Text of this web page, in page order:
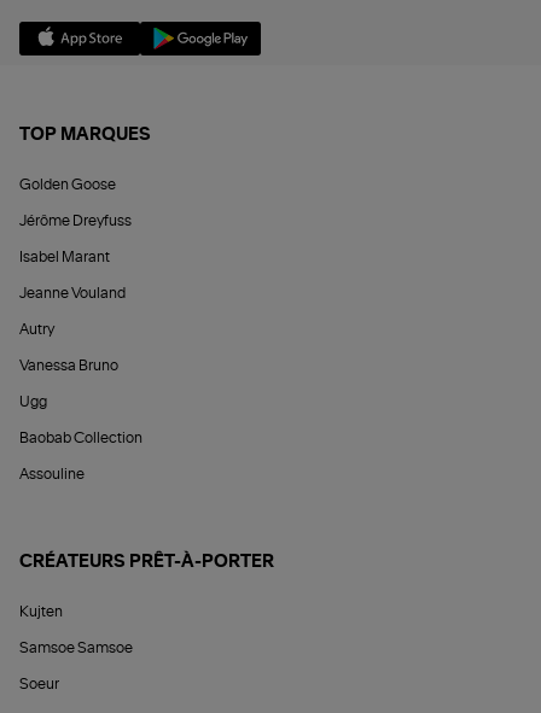
TOP MARQUES
Golden Goose
Jérôme Dreyfuss
Isabel Marant
Jeanne Vouland
Autry
Vanessa Bruno
Ugg
Baobab Collection
Assouline
CRÉATEURS PRÊT-À-PORTER
Kujten
Samsoe Samsoe
Soeur